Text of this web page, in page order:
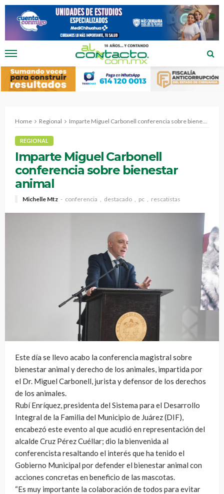
Home Regional Imparte Miguel Carbonell conferencia sobre bienestar animal
REGIONAL
Imparte Miguel Carbonell
conferencia sobre bienestar
animal
Michelle Mtz conferencia destacado pc rescatistas
Este día se llevo acabo la conferencia magistral sobre
bienestar animal y derecho de los animales, impartida por
el Dr. Miguel Carbonell, jurista y defensor de los derechos
de los animales.
Rubí Enríquez, presidenta del Sistema para el Desarrollo
Integral de la Familia del Municipio de Juárez (DIF),
encabezó este evento al que acudió en representación del
alcalde Cruz Pérez Cuéllar; dio la bienvenida al
conferencista resaltando el interés que ha tenido el
Gobierno Municipal por defender el bienestar animal con
acciones concretas en beneficio de las mascotas.
“Es muy importante la colaboración de todos para evitar